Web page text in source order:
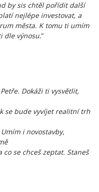
by sis chtěl pořídit další
nejlépe investovat, a
města. K tomu ti umím
dle výnosu.”
Dokáži ti vysvětlit,
se bude vyvíjet realitní trh
i novostavby,
se chceš zeptat. Staneš